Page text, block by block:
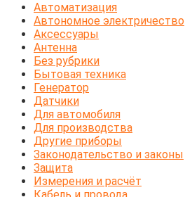
Автоматизация
Автономное электричество
Аксессуары
Антенна
Без рубрики
Бытовая техника
Генератор
Датчики
Для автомобиля
Для производства
Другие приборы
Законодательство и законы
Защита
Измерения и расчёт